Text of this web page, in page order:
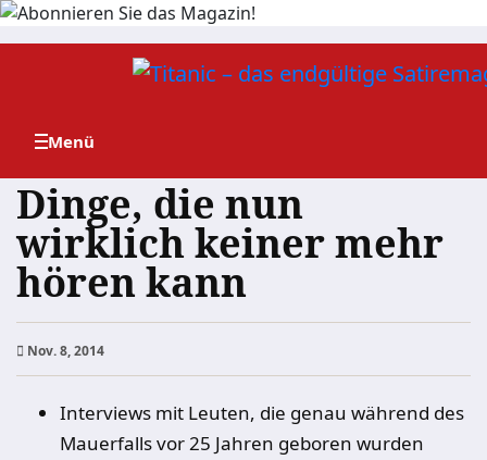
Zum
Dinge, die nun
wirklich keiner mehr
hören kann
Nov. 8, 2014
Interviews mit Leuten, die genau während des
Mauerfalls vor 25 Jahren geboren wurden